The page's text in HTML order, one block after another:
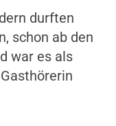
durften
schon ab den
war es als